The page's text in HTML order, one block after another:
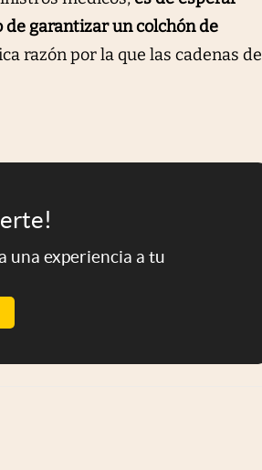
garantizar un colchón de
razón por la que las cadenas de
una experiencia a tu